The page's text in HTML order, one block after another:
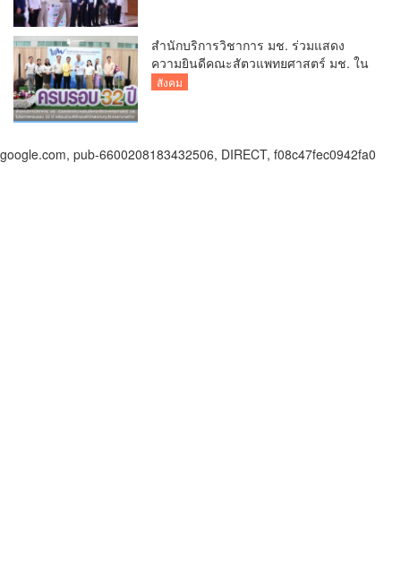
สำนักบริการวิชาการ มช. ร่วมแสดง
ความยินดีคณะสัตวแพทยศาสตร์ มช. ใน
โอกาสครบรอบ 32 ปี พร้อมร่วมพิธีทอด
สังคม
google.com, pub-6600208183432506, DIRECT, f08c47fec0942fa0